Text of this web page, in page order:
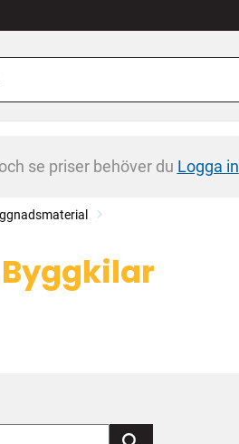
se priser behöver du Logga in